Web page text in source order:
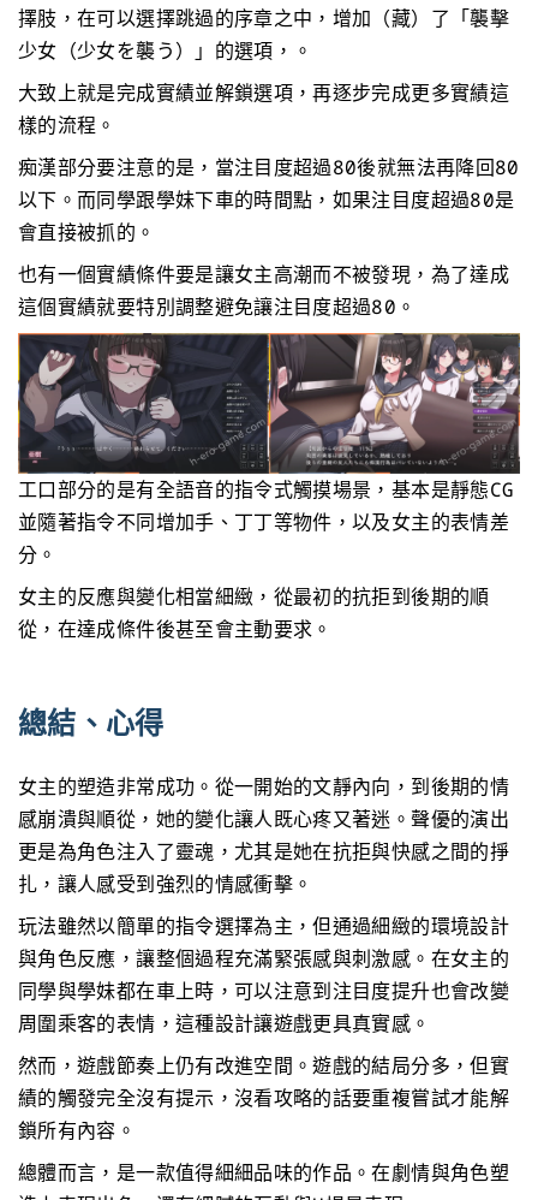
擇肢，在可以選擇跳過的序章之中，增加（藏）了「襲擊
少女（少女を襲う）」的選項，。
大致上就是完成實績並解鎖選項，再逐步完成更多實績這
樣的流程。
痴漢部分要注意的是，當注目度超過80後就無法再降回80
以下。而同學跟學妹下車的時間點，如果注目度超過80是
會直接被抓的。
也有一個實績條件要是讓女主高潮而不被發現，為了達成
這個實績就要特別調整避免讓注目度超過80。
工口部分的是有全語音的指令式觸摸場景，基本是靜態CG
並隨著指令不同增加手、丁丁等物件，以及女主的表情差
分。
女主的反應與變化相當細緻，從最初的抗拒到後期的順
從，在達成條件後甚至會主動要求。
總結、心得
女主的塑造非常成功。從一開始的文靜內向，到後期的情
感崩潰與順從，她的變化讓人既心疼又著迷。聲優的演出
更是為角色注入了靈魂，尤其是她在抗拒與快感之間的掙
扎，讓人感受到強烈的情感衝擊。
玩法雖然以簡單的指令選擇為主，但通過細緻的環境設計
與角色反應，讓整個過程充滿緊張感與刺激感。在女主的
同學與學妹都在車上時，可以注意到注目度提升也會改變
周圍乘客的表情，這種設計讓遊戲更具真實感。
然而，遊戲節奏上仍有改進空間。遊戲的結局分多，但實
績的觸發完全沒有提示，沒看攻略的話要重複嘗試才能解
鎖所有內容。
總體而言，是一款值得細細品味的作品。在劇情與角色塑